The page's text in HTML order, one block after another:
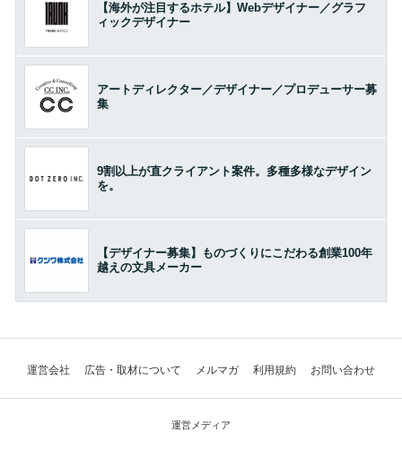
【海外が注目するホテル】Webデザイナー／グラフ
ィックデザイナー
アートディレクター／デザイナー／プロデューサー募
集
9割以上が直クライアント案件。多種多様なデザイン
を。
【デザイナー募集】ものづくりにこだわる創業100年
越えの文具メーカー
運営会社 広告・取材について メルマガ 利用規約 お問い合わせ
運営メディア